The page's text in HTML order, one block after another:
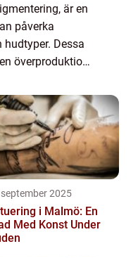
är en
påverka
Dessa
överproduktion
2025
i Malmö: En
Med Konst Under